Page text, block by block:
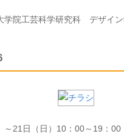
院工芸科学研究科 デザイン
21日（日）10：00～19：00